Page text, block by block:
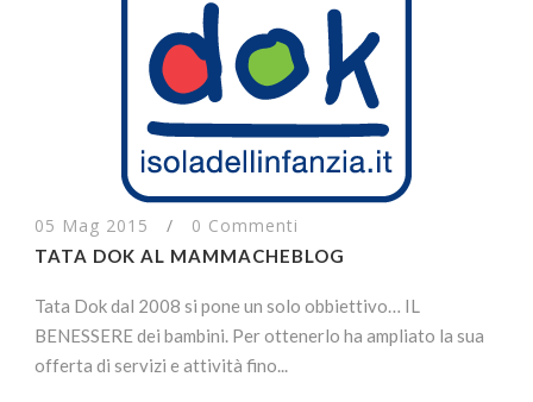
05 Mag 2015 / 0 Commenti
TATA DOK AL MAMMACHEBLOG
Tata Dok dal 2008 si pone un solo obbiettivo… IL
BENESSERE dei bambini. Per ottenerlo ha ampliato la sua
offerta di servizi e attività fino...